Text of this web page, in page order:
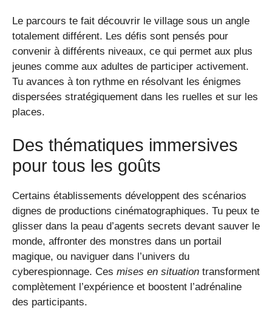
Le parcours te fait découvrir le village sous un angle
totalement différent. Les défis sont pensés pour
convenir à différents niveaux, ce qui permet aux plus
jeunes comme aux adultes de participer activement.
Tu avances à ton rythme en résolvant les énigmes
dispersées stratégiquement dans les ruelles et sur les
places.
Des thématiques immersives
pour tous les goûts
Certains établissements développent des scénarios
dignes de productions cinématographiques. Tu peux te
glisser dans la peau d’agents secrets devant sauver le
monde, affronter des monstres dans un portail
magique, ou naviguer dans l’univers du
cyberespionnage. Ces mises en situation transforment
complètement l’expérience et boostent l’adrénaline
des participants.